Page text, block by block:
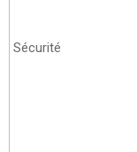
Sécurité